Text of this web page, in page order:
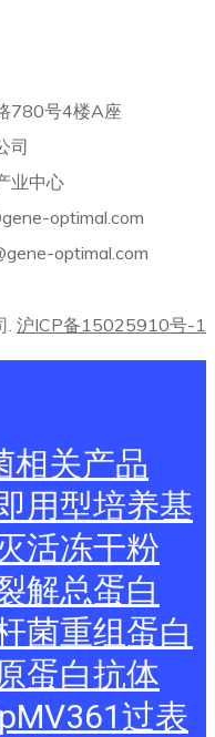
780号4楼A座
司
业中心
optimal.com
optimal.com
沪ICP备15025910号-1
相关产品
用型培养基
活冻干粉
解总蛋白
菌重组蛋白
蛋白抗体
过表